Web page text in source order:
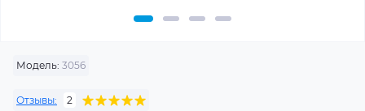
Модель: 3056
Отзывы: 2